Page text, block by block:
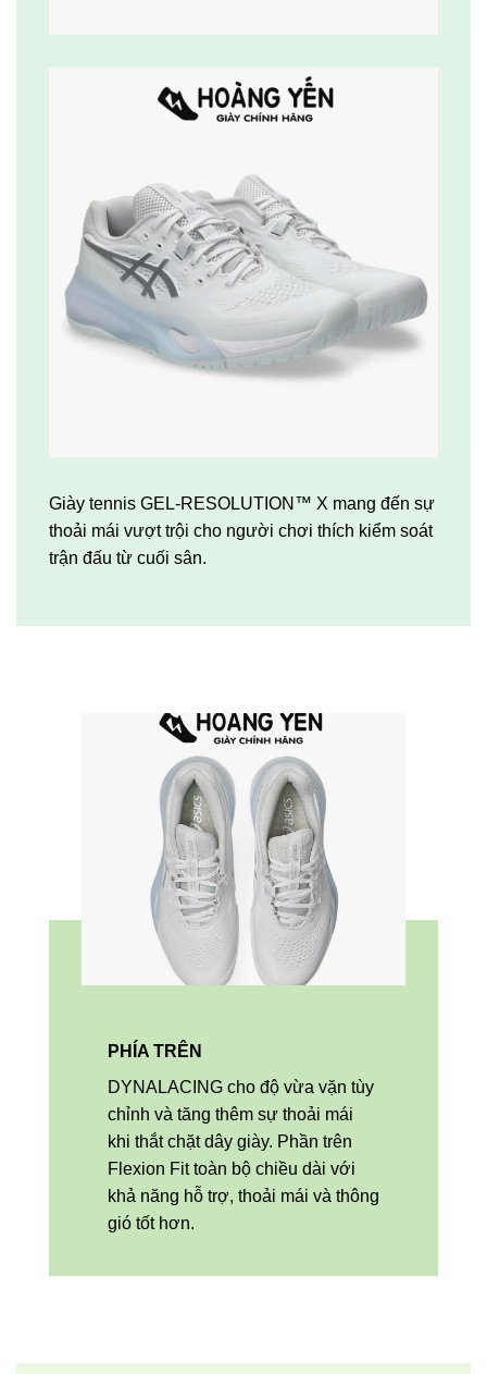
Giày tennis GEL-RESOLUTION™ X mang đến sự
thoải mái vượt trội cho người chơi thích kiểm soát
trận đấu từ cuối sân.
PHÍA TRÊN
DYNALACING cho độ vừa vặn tùy
chỉnh và tăng thêm sự thoải mái
khi thắt chặt dây giày. Phần trên
Flexion Fit toàn bộ chiều dài với
khả năng hỗ trợ, thoải mái và thông
gió tốt hơn.